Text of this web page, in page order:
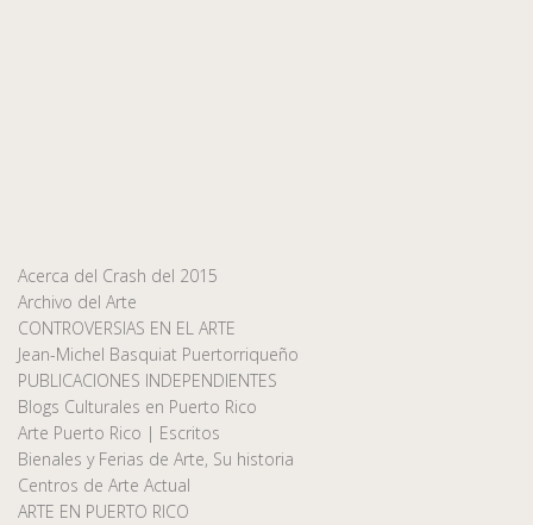
Acerca del Crash del 2015
Archivo del Arte
CONTROVERSIAS EN EL ARTE
Jean-Michel Basquiat Puertorriqueño
PUBLICACIONES INDEPENDIENTES
Blogs Culturales en Puerto Rico
Arte Puerto Rico | Escritos
Bienales y Ferias de Arte, Su historia
Centros de Arte Actual
ARTE EN PUERTO RICO